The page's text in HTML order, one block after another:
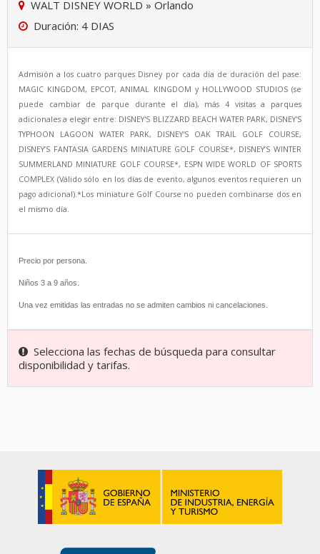
WALT DISNEY WORLD » Orlando
Duración: 4 DIAS
Admisión a los cuatro parques Disney por cada día de duración del pase:
MAGIC KINGDOM, EPCOT, ANIMAL KINGDOM y HOLLYWOOD STUDIOS (se
puede cambiar de parque durante el día), más 4 visitas a parques
adicionales a elegir entre: DISNEY'S BLIZZARD BEACH WATER PARK, DISNEY'S
TYPHOON LAGOON WATER PARK, DISNEY'S OAK TRAIL GOLF COURSE,
DISNEY’S FANTASIA GARDENS MINIATURE GOLF COURSE*, DISNEY’S WINTER
SUMMERLAND MINIATURE GOLF COURSE*, ESPN WIDE WORLD OF SPORTS
COMPLEX (Válido sólo en los días de evento, algunos eventos requieren un
pago adicional).*Los miniature Golf Course no pueden combinarse dos en
el mismo día.
Precio por persona.
Niños 3 a 9 años.
Una vez emitidas las entradas no se admiten cambios ni cancelaciones.
Selecciona las fechas de búsqueda para consultar
disponibilidad y tarifas.